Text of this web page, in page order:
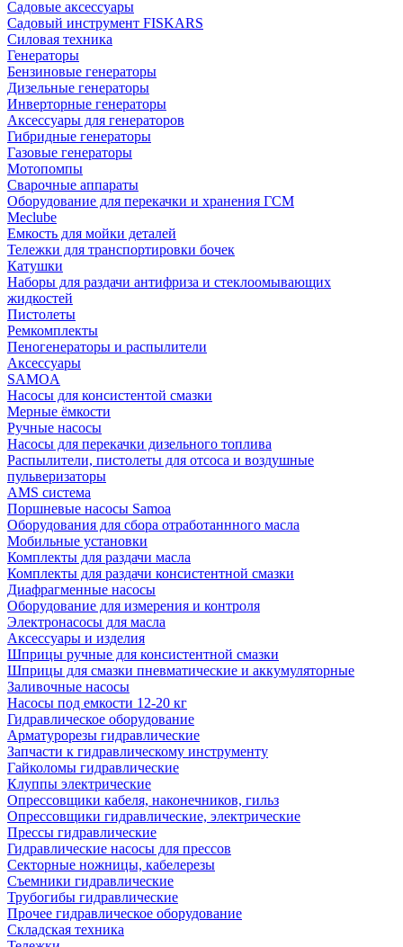
Садовые аксессуары
Садовый инструмент FISKARS
Силовая техника
Генераторы
Бензиновые генераторы
Дизельные генераторы
Инверторные генераторы
Аксессуары для генераторов
Гибридные генераторы
Газовые генераторы
Мотопомпы
Сварочные аппараты
Оборудование для перекачки и хранения ГСМ
Meclube
Емкость для мойки деталей
Тележки для транспортировки бочек
Катушки
Наборы для раздачи антифриза и стеклоомывающих
жидкостей
Пистолеты
Ремкомплекты
Пеногенераторы и распылители
Аксессуары
SAMOA
Насосы для консистентой смазки
Мерные ёмкости
Ручные насосы
Насосы для перекачки дизельного топлива
Распылители, пистолеты для отсоса и воздушные
пульверизаторы
AMS система
Поршневые насосы Samoa
Оборудования для сбора отработаннного масла
Мобильные установки
Комплекты для раздачи масла
Комплекты для раздачи консистентной смазки
Диафрагменные насосы
Оборудование для измерения и контроля
Электронасосы для масла
Аксессуары и изделия
Шприцы ручные для консистентной смазки
Шприцы для смазки пневматические и аккумуляторные
Заливочные насосы
Насосы под емкости 12-20 кг
Гидравлическое оборудование
Арматурорезы гидравлические
Запчасти к гидравлическому инструменту
Гайколомы гидравлические
Клуппы электрические
Опрессовщики кабеля, наконечников, гильз
Опрессовщики гидравлические, электрические
Прессы гидравлические
Гидравлические насосы для прессов
Секторные ножницы, кабелерезы
Съемники гидравлические
Трубогибы гидравлические
Прочее гидравлическое оборудование
Складская техника